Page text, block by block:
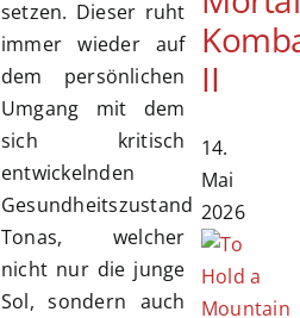
setzen. Dieser ruht
immer wieder auf
dem persönlichen
Umgang mit dem
sich kritisch
entwickelnden
Gesundheitszustand
Tonas, welcher
nicht nur die junge
Sol, sondern auch
II
14.
Mai
2026